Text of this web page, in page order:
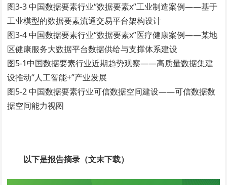
图3-3 中国数据要素行业“数据要素x”工业制造案例——基于
工业模型的数据要素流通交易平台架构设计
图3-4 中国数据要素行业“数据要素x”医疗健康案例——某地
区健康服务大数据平台数据供给与支撑体系建设
图5-1中国数据要素行业近期趋势观察——高质量数据集建
设推动“人工智能+”产业发展
图5-2 中国数据要素行业可信数据空间建设——可信数据数
据空间能力视图
以下是报告摘录（文末下载）